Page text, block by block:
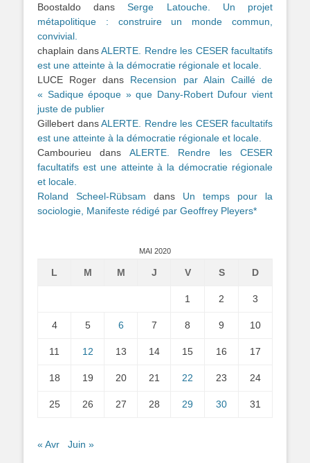
Boostaldo dansSerge Latouche. Un projet
métapolitique : construire un monde commun,
convivial.
chaplain dansALERTE. Rendre les CESER facultatifs
est une atteinte à la démocratie régionale et locale.
LUCE Roger dans Recension par Alain Caillé de
« Sadique époque » que Dany-Robert Dufour vient
juste de publier
Gillebert dansALERTE. Rendre les CESER facultatifs
est une atteinte à la démocratie régionale et locale.
Cambourieu dans ALERTE. Rendre les CESER
facultatifs est une atteinte à la démocratie régionale
et locale.
Roland Scheel-Rübsam dans Un temps pour la
sociologie, Manifeste rédigé par Geoffrey Pleyers*
MAI 2020
L M M J V S D
1 2 3
4 5 6 7 8 9 10
11 12 13 14 15 16 17
18 19 20 21 22 23 24
25 26 27 28 29 30 31
« Avr Juin »